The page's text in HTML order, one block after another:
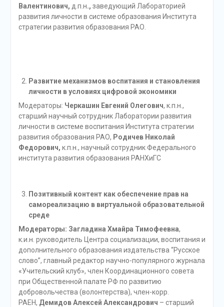
Валентинович, д.п.н., заведующий Лабораторией
развития личности в системе образования Института
стратегии развития образования РАО.
Развитие механизмов воспитания и становления
личности в условиях цифровой экономики
Модераторы: Черкашин Евгений Олегович, к.п.н.,
старший научный сотрудник Лаборатории развития
личности в системе воспитания Института стратегии
развития образования РАО, Родичев Николай
Федорович, к.п.н., научный сотрудник Федерального
института развития образования РАНХиГС
Позитивный контент как обеспечение прав на
самореализацию в виртуальной образовательной
среде
Модераторы: Загладина Хмайра Тимофеевна,
к.и.н. руководитель Центра социализации, воспитания и
дополнительного образования издательства “Русское
слово”, главный редактор научно-популярного журнала
«Учительский клуб», член Координационного совета
при Общественной палате РФ по развитию
добровольчества (волонтерства), член-корр.
РАЕН, Демидов Алексей Александрович – старший